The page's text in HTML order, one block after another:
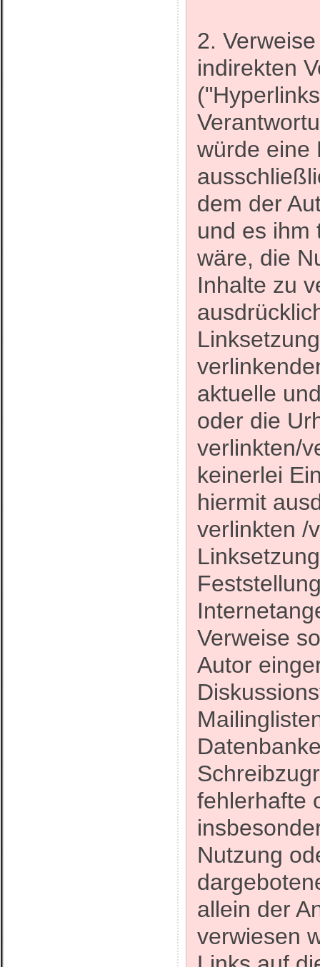
2.
indirekten
würde eine
dem der
und es ihm
wäre, die
Inhalte zu
aktuelle
oder die
verlinkten/
keinerlei
hiermit
verlinkten /
Verweise
Autor
fehlerhafte
Nutzung
allein der
verwiesen